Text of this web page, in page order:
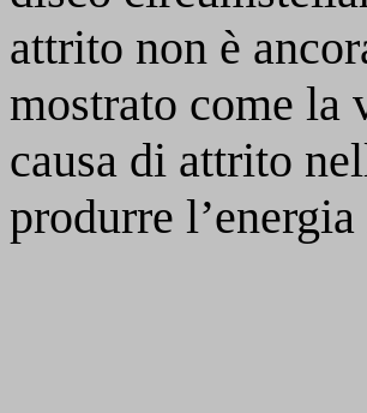
attrito non è
mostrato come la
causa di attrito
produrre